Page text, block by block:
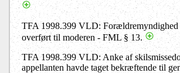
TFA 1998.399 VLD: Forældremyndighed
overført til moderen - FML § 13.
TFA 1998.399 VLD: Anke af
appellanten havde taget bekræftende til